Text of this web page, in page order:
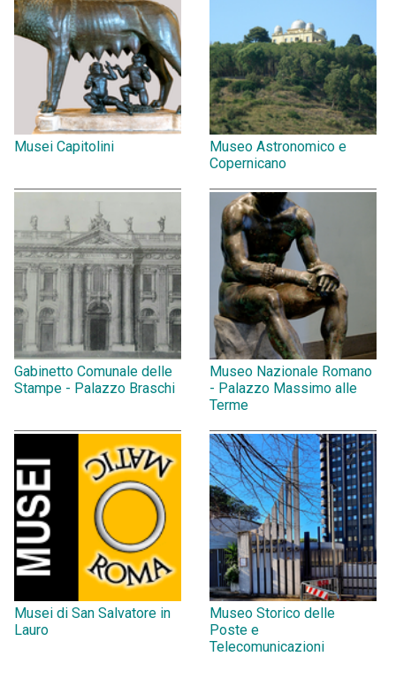
Musei Capitolini
Museo Astronomico e
Copernicano
Gabinetto Comunale delle
Stampe - Palazzo Braschi
Museo Nazionale Romano
- Palazzo Massimo alle
Terme
Musei di San Salvatore in
Lauro
Museo Storico delle
Poste e
Telecomunicazioni